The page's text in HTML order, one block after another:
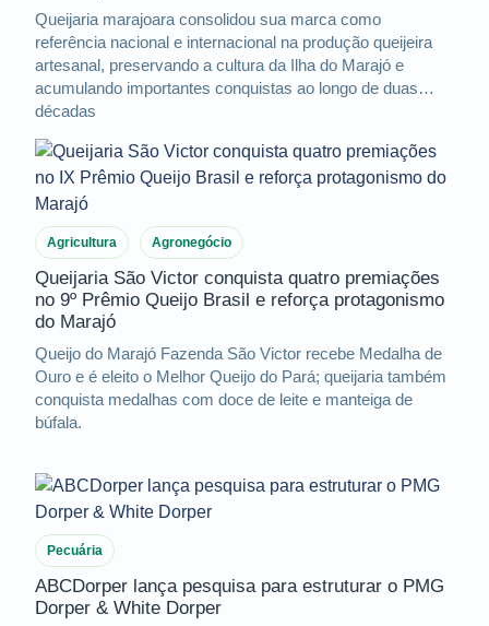
Queijaria marajoara consolidou sua marca como
referência nacional e internacional na produção queijeira
artesanal, preservando a cultura da Ilha do Marajó e
acumulando importantes conquistas ao longo de duas
décadas
Agricultura Agronegócio
Queijaria São Victor conquista quatro premiações
no 9º Prêmio Queijo Brasil e reforça protagonismo
do Marajó
Queijo do Marajó Fazenda São Victor recebe Medalha de
Ouro e é eleito o Melhor Queijo do Pará; queijaria também
conquista medalhas com doce de leite e manteiga de
búfala.
Pecuária
ABCDorper lança pesquisa para estruturar o PMG
Dorper & White Dorper